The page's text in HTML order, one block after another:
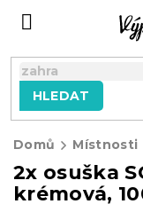
HLEDAT
Domů Místnosti
2x osuška
krémová,